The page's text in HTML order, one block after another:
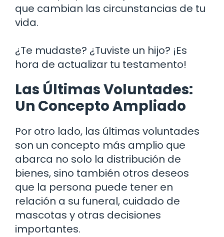
que cambian las circunstancias de tu
vida.
¿Te mudaste? ¿Tuviste un hijo? ¡Es
hora de actualizar tu testamento!
Las Últimas Voluntades:
Un Concepto Ampliado
Por otro lado, las últimas voluntades
son un concepto más amplio que
abarca no solo la distribución de
bienes, sino también otros deseos
que la persona puede tener en
relación a su funeral, cuidado de
mascotas y otras decisiones
importantes.